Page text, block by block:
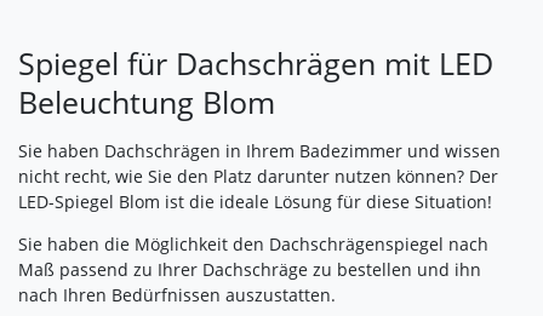
Spiegel für Dachschrägen mit LED
Beleuchtung Blom
Sie haben Dachschrägen in Ihrem Badezimmer und wissen
nicht recht, wie Sie den Platz darunter nutzen können? Der
LED-Spiegel Blom ist die ideale Lösung für diese Situation!
Sie haben die Möglichkeit den Dachschrägenspiegel nach
Maß passend zu Ihrer Dachschräge zu bestellen und ihn
nach Ihren Bedürfnissen auszustatten.